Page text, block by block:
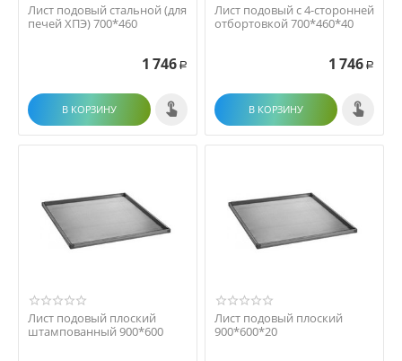
Лист подовый стальной (для
печей ХПЭ) 700*460
1 746 Р
В КОРЗИНУ
Лист подовый с 4-сторонней
отбортовкой 700*460*40
1 746 Р
В КОРЗИНУ
Лист подовый плоский
штампованный 900*600
Лист подовый плоский
900*600*20